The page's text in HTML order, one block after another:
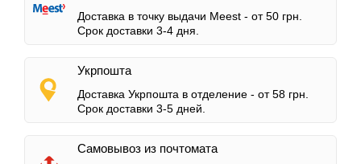
Доставка в точку выдачи Meest - от 50 грн.
Срок доставки 3-4 дня.
Укрпошта
Доставка Укрпошта в отделение - от 58 грн.
Срок доставки 3-5 дней.
Самовывоз из почтомата